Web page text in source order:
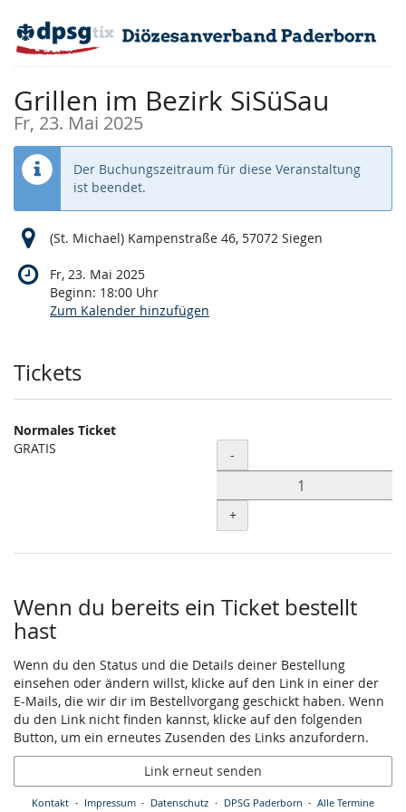
Haupt-
Inhalt
Grillen im Bezirk SiSüSau
Fr, 23. Mai 2025
Der Buchungszeitraum für diese Veranstaltung
ist beendet.
(St. Michael) Kampenstraße 46, 57072 Siegen
Fr, 23. Mai 2025
Beginn: 18:00 Uhr
Zum Kalender hinzufügen
Produkte
Tickets
Normales Ticket
GRATIS
Menge
-
+
Wenn du bereits ein Ticket bestellt
hast
Wenn du den Status und die Details deiner Bestellung
einsehen oder ändern willst, klicke auf den Link in einer der
E-Mails, die wir dir im Bestellvorgang geschickt haben. Wenn
du den Link nicht finden kannst, klicke auf den folgenden
Button, um ein erneutes Zusenden des Links anzufordern.
Link erneut senden
Kontakt Impressum Datenschutz DPSG Paderborn
Alle Termine